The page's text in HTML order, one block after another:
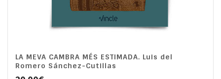
LA MEVA CAMBRA MÉS ESTIMADA. Luis del
Romero Sánchez-Cutillas